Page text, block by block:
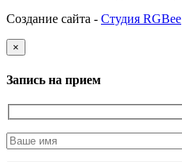
Создание сайта - Студия RGBee
×
Запись на прием